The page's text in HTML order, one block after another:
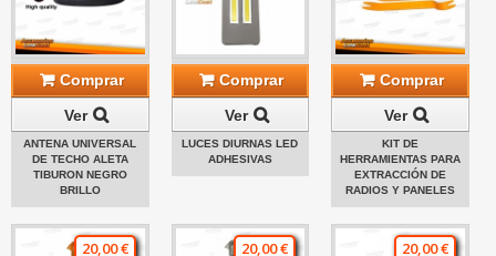
Comprar
Ver
ANTENA UNIVERSAL
DE TECHO ALETA
TIBURON NEGRO
BRILLO
Comprar
Ver
LUCES DIURNAS LED
ADHESIVAS
Comprar
Ver
KIT DE
HERRAMIENTAS PARA
EXTRACCIÓN DE
RADIOS Y PANELES
20,00 € 20,00 € 20,00 €